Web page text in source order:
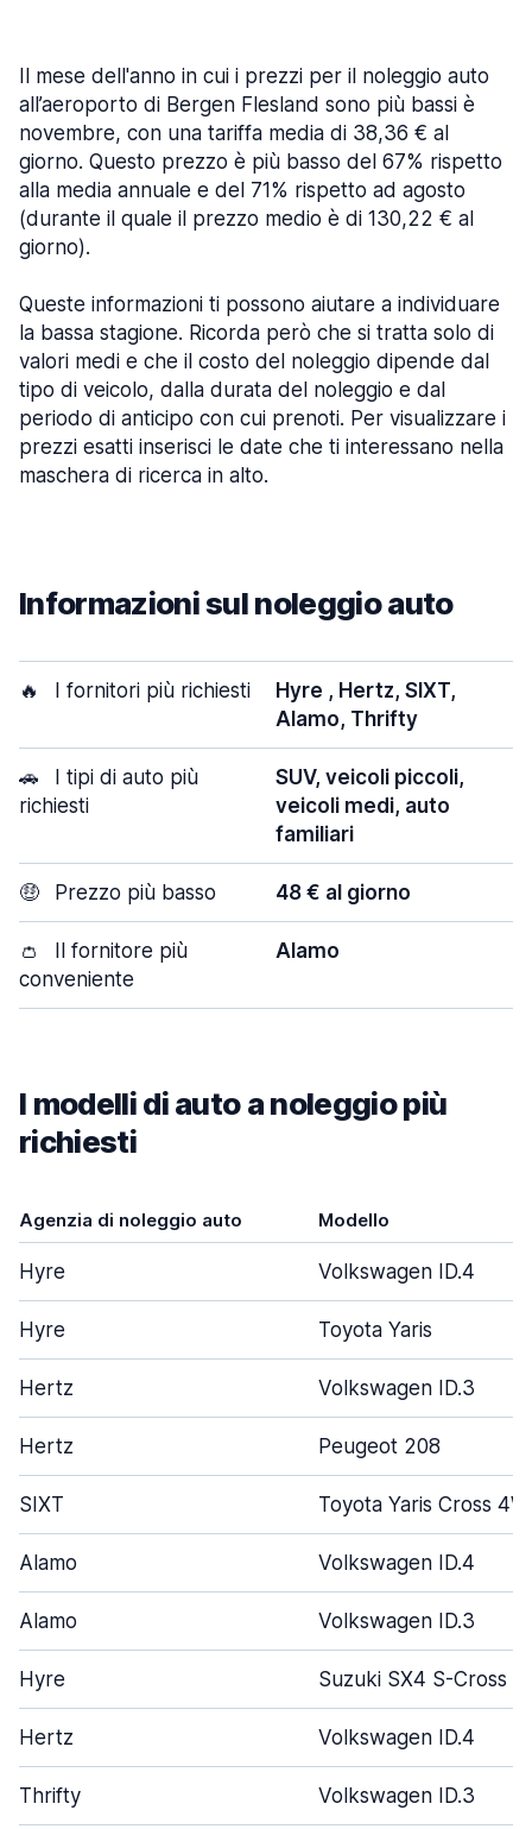
Il mese dell'anno in cui i prezzi per il noleggio auto
all’aeroporto di Bergen Flesland sono più bassi è
novembre, con una tariffa media di 38,36 € al
giorno. Questo prezzo è più basso del 67% rispetto
alla media annuale e del 71% rispetto ad agosto
(durante il quale il prezzo medio è di 130,22 € al
giorno).
Queste informazioni ti possono aiutare a individuare
la bassa stagione. Ricorda però che si tratta solo di
valori medi e che il costo del noleggio dipende dal
tipo di veicolo, dalla durata del noleggio e dal
periodo di anticipo con cui prenoti. Per visualizzare i
prezzi esatti inserisci le date che ti interessano nella
maschera di ricerca in alto.
Informazioni sul noleggio auto
🔥 I fornitori più richiesti
Hyre , Hertz, SIXT,
Alamo, Thrifty
🚗
I tipi di auto più
richiesti
SUV, veicoli piccoli,
veicoli medi, auto
familiari
🤑 Prezzo più basso 48 € al giorno
👛
Il fornitore più
conveniente
Alamo
I modelli di auto a noleggio più
richiesti
Agenzia di noleggio auto Modello
Hyre Volkswagen ID.4
Hyre Toyota Yaris
Hertz Volkswagen ID.3
Hertz Peugeot 208
SIXT Toyota Yaris Cross
Alamo Volkswagen ID.4
Alamo Volkswagen ID.3
Hyre Suzuki SX4 S-Cross
Hertz Volkswagen ID.4
Thrifty Volkswagen ID.3